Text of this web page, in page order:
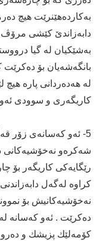
به‌كارده‌ھێنرێت ھیچ
دابه‌زاندێ كێشی
به‌شێكیان له‌ گیا
بانگه‌شه‌یان بۆ
له‌ ھه‌ده‌ردانی پاره‌
كاریگه‌ری و سوودی ئه‌و
5- ئه‌و كه‌سانه‌ی زۆر
شه‌كره‌و
رێگایه‌كی كاریگه‌ر بۆ
كراوه‌ له‌گه‌ل
نه‌خۆشیه‌كانیش بۆ
ده‌كرێت . ئه‌و كه‌سانه‌ له‌
كۆمه‌لێك پزیشك و